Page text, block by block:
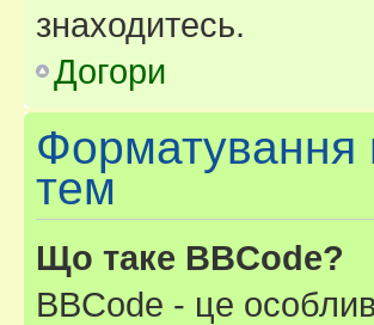
знаходитесь.
Догори
Форматування
тем
Що таке BBCode?
BBCode - це